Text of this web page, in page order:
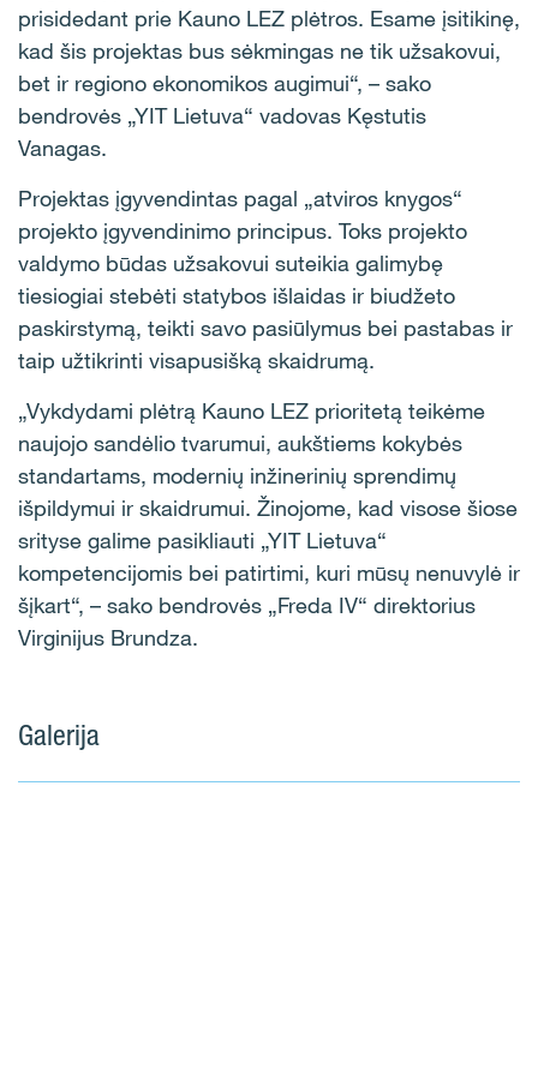
prisidedant prie Kauno LEZ plėtros. Esame įsitikinę,
kad šis projektas bus sėkmingas ne tik užsakovui,
bet ir regiono ekonomikos augimui“, – sako
bendrovės „YIT Lietuva“ vadovas Kęstutis
Vanagas.
Projektas įgyvendintas pagal „atviros knygos“
projekto įgyvendinimo principus. Toks projekto
valdymo būdas užsakovui suteikia galimybę
tiesiogiai stebėti statybos išlaidas ir biudžeto
paskirstymą, teikti savo pasiūlymus bei pastabas ir
taip užtikrinti visapusišką skaidrumą.
„Vykdydami plėtrą Kauno LEZ prioritetą teikėme
naujojo sandėlio tvarumui, aukštiems kokybės
standartams, modernių inžinerinių sprendimų
išpildymui ir skaidrumui. Žinojome, kad visose šiose
srityse galime pasikliauti „YIT Lietuva“
kompetencijomis bei patirtimi, kuri mūsų nenuvylė ir
šįkart“, – sako bendrovės „Freda IV“ direktorius
Virginijus Brundza.
Galerija